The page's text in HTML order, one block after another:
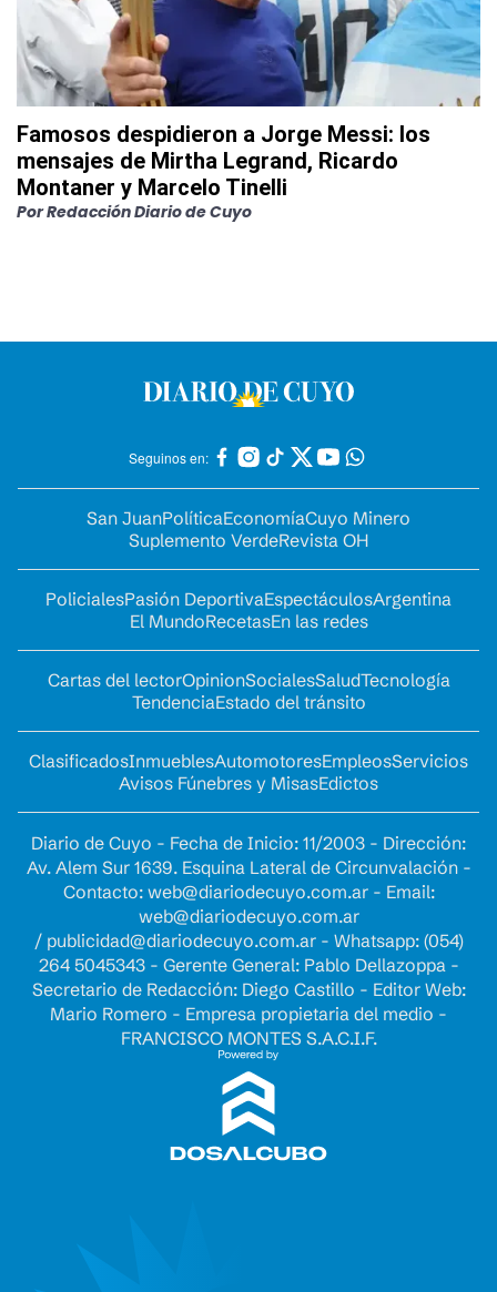
Famosos despidieron a Jorge Messi: los
mensajes de Mirtha Legrand, Ricardo
Montaner y Marcelo Tinelli
PorRedacción Diario de Cuyo
Seguinos en:
San JuanPolíticaEconomíaCuyo Minero
Suplemento VerdeRevista OH
PolicialesPasión DeportivaEspectáculosArgentina
El MundoRecetasEn las redes
Cartas del lectorOpinionSocialesSaludTecnología
TendenciaEstado del tránsito
ClasificadosInmueblesAutomotoresEmpleosServicios
Avisos Fúnebres y MisasEdictos
Diario de Cuyo - Fecha de Inicio: 11/2003 - Dirección:
Av. Alem Sur 1639. Esquina Lateral de Circunvalación -
Contacto: web@diariodecuyo.com.ar- Email:
web@diariodecuyo.com.ar
/ publicidad@diariodecuyo.com.ar- Whatsapp: (054)
264 5045343 - Gerente General: Pablo Dellazoppa -
Secretario de Redacción: Diego Castillo - Editor Web:
Mario Romero - Empresa propietaria del medio -
FRANCISCO MONTES S.A.C.I.F.